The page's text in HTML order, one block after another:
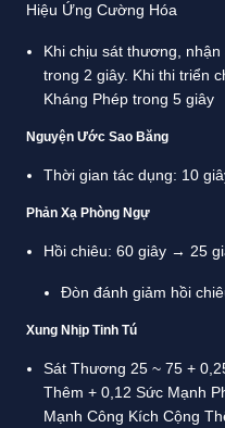
Hiệu Ứng Cường Hóa
Khi chịu sát thương,
trong 2 giây. Khi thi triển
Kháng Phép trong 5 giây
Nguyện Ước Sao Băng
Thời gian tác dụng: 10
Phản Xạ Phòng Ngự
Hồi chiêu: 60 giây → 25
Đòn đánh giảm hồi
Xung Nhịp Tinh Tú
Sát Thương 25 ~ 75 +
Thêm + 0,12 Sức Mạnh
Mạnh Công Kích Cộng